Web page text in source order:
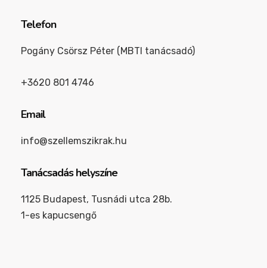
Telefon
Pogány Csörsz Péter (MBTI tanácsadó)
+3620 801 4746
Email
info@szellemszikrak.hu
Tanácsadás helyszíne
1125 Budapest, Tusnádi utca 28b.
1-es kapucsengő